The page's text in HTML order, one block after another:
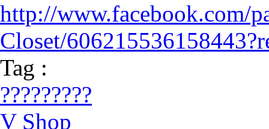
http://www.facebook.com/
Closet/
Tag :
?????????
V Shop